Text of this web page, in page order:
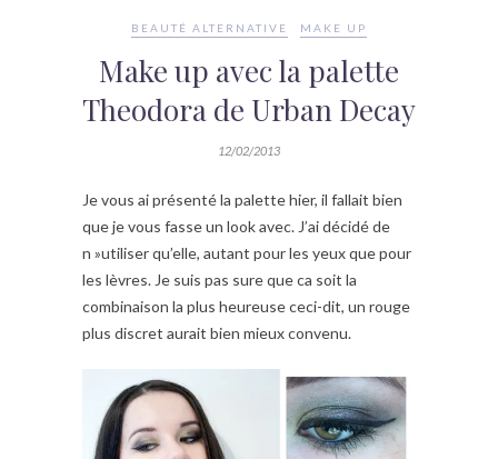
BEAUTÉ ALTERNATIVE MAKE UP
Make up avec la palette
Theodora de Urban Decay
12/02/2013
Je vous ai présenté la palette hier, il fallait bien
que je vous fasse un look avec. J’ai décidé de
n »utiliser qu’elle, autant pour les yeux que pour
les lèvres. Je suis pas sure que ca soit la
combinaison la plus heureuse ceci-dit, un rouge
plus discret aurait bien mieux convenu.